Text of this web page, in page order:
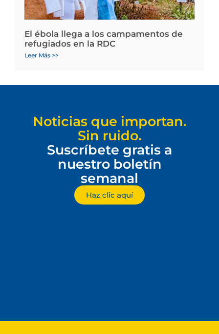
El ébola llega a los campamentos de
refugiados en la RDC
Leer Más >>
Noticias que importan.
Sin ruido.
Suscríbete gratis a
nuestro boletín
semanal
Haz clic aquí